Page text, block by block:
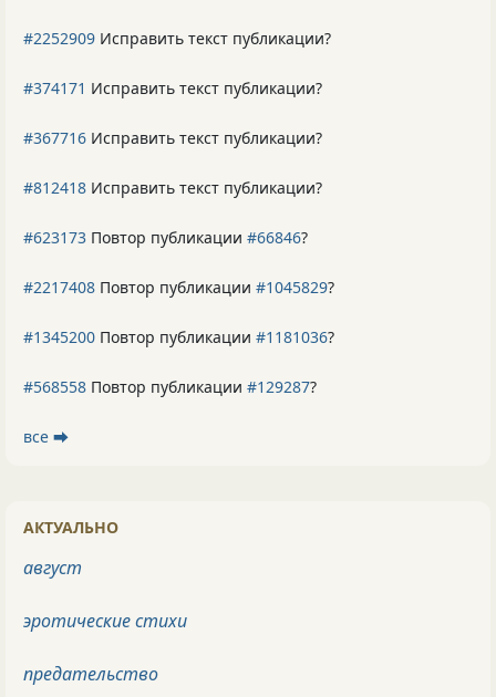
#2252909 Исправить текст публикации?
#374171 Исправить текст публикации?
#367716 Исправить текст публикации?
#812418 Исправить текст публикации?
#623173 Повтор публикации #66846?
#2217408 Повтор публикации #1045829?
#1345200 Повтор публикации #1181036?
#568558 Повтор публикации #129287?
все ⮕
АКТУАЛЬНО
август
эротические стихи
предательство